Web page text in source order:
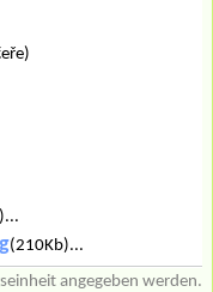
(210Kb)...
angegeben werden.